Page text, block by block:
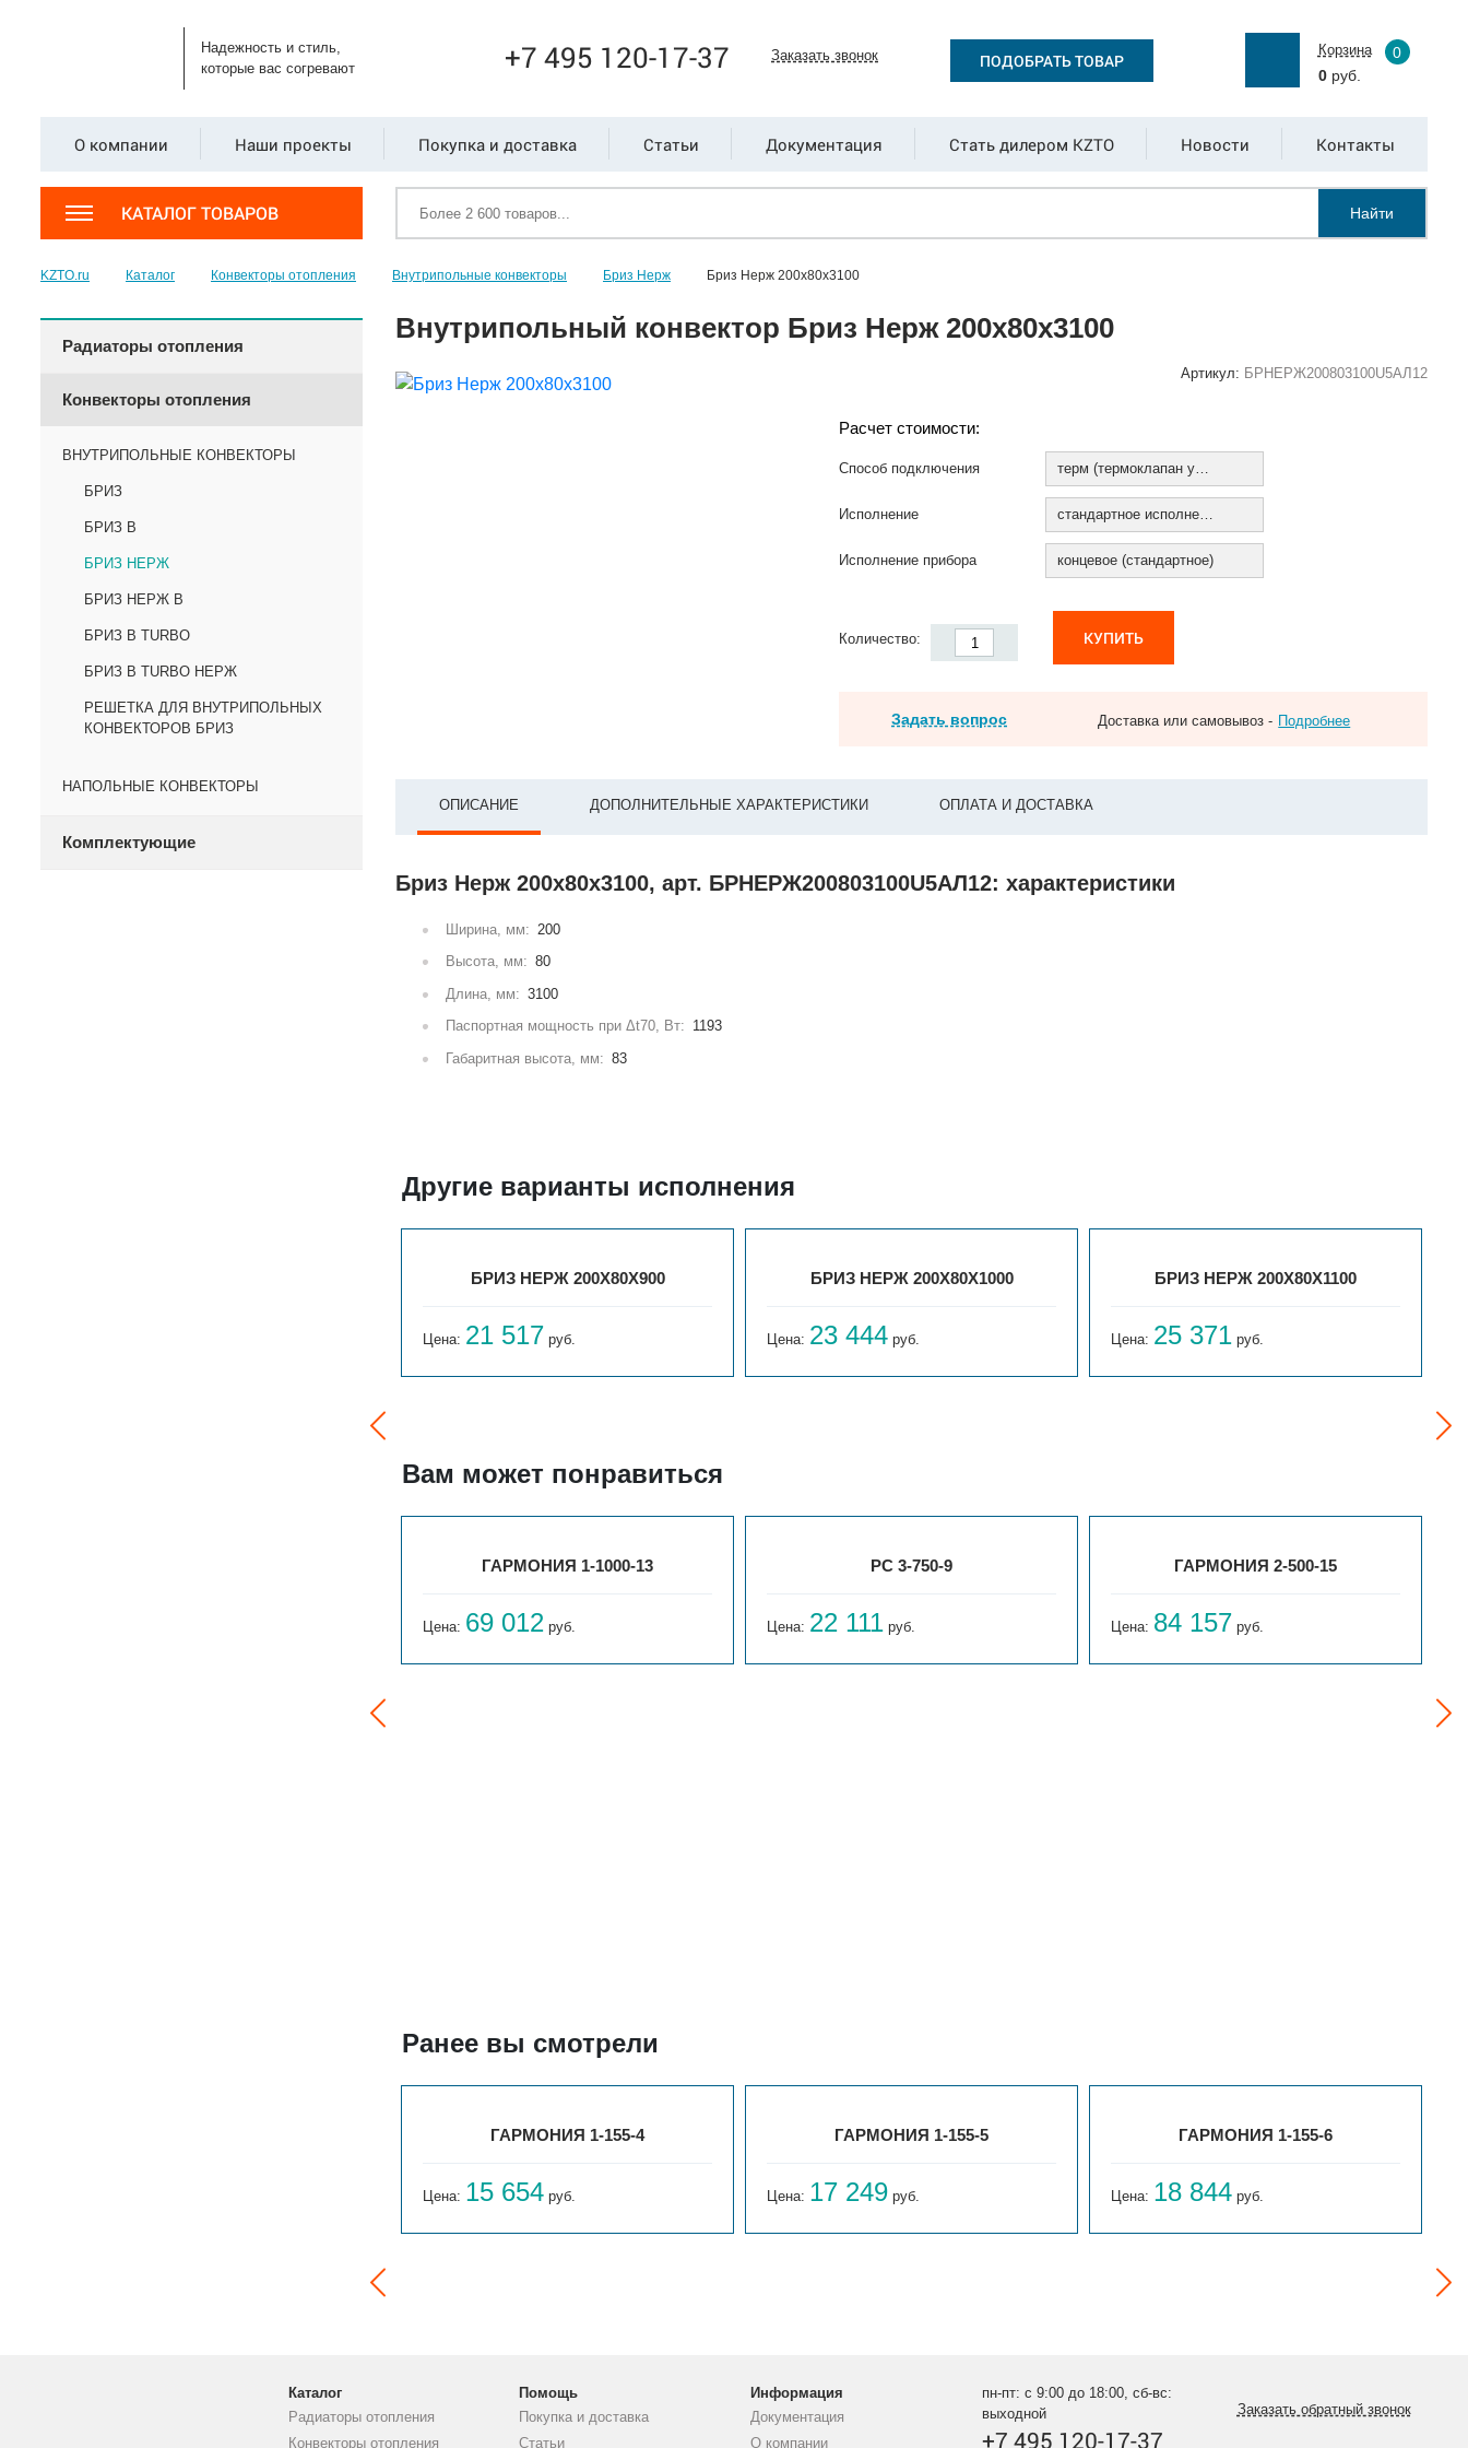
Надежность и стиль,
которые вас согревают
+7 495 120-17-37 Заказать звонок ПОДОБРАТЬ ТОВАР
Корзина
0
0руб.
О компании Наши проекты Покупка и доставка Статьи Документация Стать дилером KZTO Новости Контакты
КАТАЛОГ ТОВАРОВ Найти
KZTO.ru Каталог Конвекторы отопления Внутрипольные конвекторы Бриз Нерж Бриз Нерж 200х80х3100
Радиаторы отопления
Конвекторы отопления
ВНУТРИПОЛЬНЫЕ КОНВЕКТОРЫ
БРИЗ
БРИЗ В
БРИЗ НЕРЖ
БРИЗ НЕРЖ В
БРИЗ В TURBO
БРИЗ В TURBO НЕРЖ
РЕШЕТКА ДЛЯ ВНУТРИПОЛЬНЫХ
КОНВЕКТОРОВ БРИЗ
НАПОЛЬНЫЕ КОНВЕКТОРЫ
Комплектующие
Внутрипольный конвектор Бриз Нерж 200х80х3100
Артикул: БРНЕРЖ200803100U5АЛ12
Расчет стоимости:
Способ подключения терм (термоклапан установлен)
Исполнение стандартное исполнение
Исполнение прибора концевое (стандартное)
Количество: КУПИТЬ
Задать вопрос Доставка или самовывоз - Подробнее
ОПИСАНИЕ ДОПОЛНИТЕЛЬНЫЕ ХАРАКТЕРИСТИКИ ОПЛАТА И ДОСТАВКА
Бриз Нерж 200х80х3100, арт. БРНЕРЖ200803100U5АЛ12: характеристики
Ширина, мм: 200
Высота, мм: 80
Длина, мм: 3100
Паспортная мощность при Δt70, Вт: 1193
Габаритная высота, мм: 83
Другие варианты исполнения
БРИЗ НЕРЖ 200Х80Х900
Цена: 21 517 руб.
БРИЗ НЕРЖ 200Х80Х1000
Цена: 23 444 руб.
БРИЗ НЕРЖ 200Х80Х1100
Цена: 25 371 руб.
Вам может понравиться
ГАРМОНИЯ 1-1000-13
Цена: 69 012 руб.
РС 3-750-9
Цена: 22 111 руб.
ГАРМОНИЯ 2-500-15
Цена: 84 157 руб.
Ранее вы смотрели
ГАРМОНИЯ 1-155-4
Цена: 15 654 руб.
ГАРМОНИЯ 1-155-5
Цена: 17 249 руб.
ГАРМОНИЯ 1-155-6
Цена: 18 844 руб.
Каталог
Радиаторы отопления
Конвекторы отопления
Помощь
Покупка и доставка
Статьи
Информация
Документация
О компании
пн-пт: с 9:00 до 18:00, сб-вс:
выходной
+7 495 120-17-37
Заказать обратный звонок